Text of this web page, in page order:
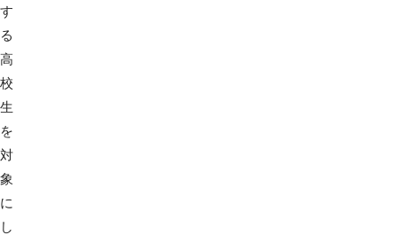
す
る
高
校
生
を
対
象
に
し